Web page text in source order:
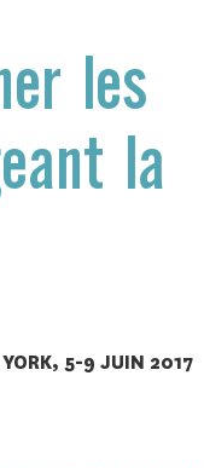
les
la
YORK, 5-9 JUIN 2017